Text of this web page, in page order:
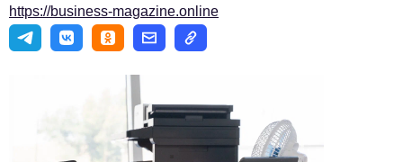
Мероприятия
Авторские материалы
+7 495 727-01-67
Электронные почты редакции:
https://business-magazine.online